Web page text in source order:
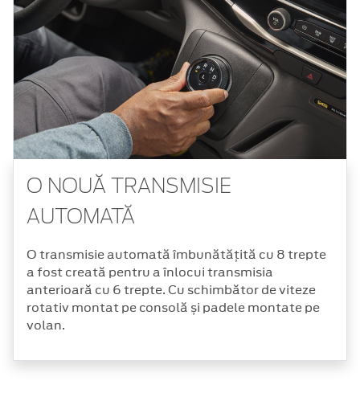
O NOUĂ TRANSMISIE
AUTOMATĂ
O transmisie automată îmbunătățită cu 8 trepte
a fost creată pentru a înlocui transmisia
anterioară cu 6 trepte. Cu schimbător de viteze
rotativ montat pe consolă și padele montate pe
volan.